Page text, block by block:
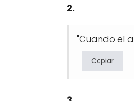
2.
"Cuando el
Copiar